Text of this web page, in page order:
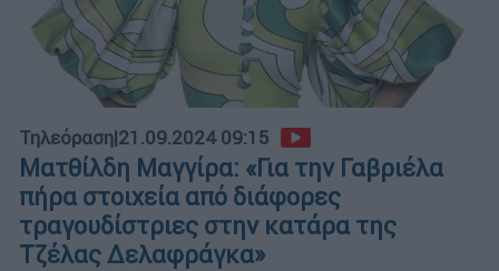
Τηλεόραση|21.09.2024 09:15
Ματθίλδη Μαγγίρα: «Για την Γαβριέλα
πήρα στοιχεία από διάφορες
τραγουδίστριες στην κατάρα της
Τζέλας Δελαφράγκα»